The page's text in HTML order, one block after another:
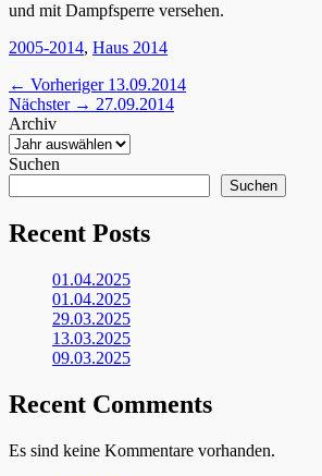
und mit Dampfsperre versehen.
Kategorien
2005-2014, Haus 2014
Beitragsnavigation
← Vorheriger Vorheriger
Beitrag:
13.09.2014
Nächster → Nächster
27.09.2014
Archiv
Suchen
Suchen
Recent Posts
01.04.2025
01.04.2025
29.03.2025
13.03.2025
09.03.2025
Recent Comments
Es sind keine Kommentare vorhanden.